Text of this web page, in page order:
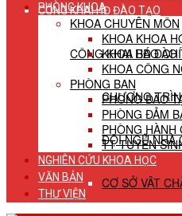
CÔNG KHAI HĐ ĐÀO TẠO
CÔNG KHAI HĐ ĐÀO
CHƯƠNG
ĐỘI NGŨ NHÀ
CƠ SỞ VẬT
PHÒNG KHOA
KHOA CHUYÊN MÔN
KHOA KHOA
KHOA BÁO
KHOA CÔNG
PHÒNG BAN
PHÒNG ĐÀO
PHÒNG ĐẢM
PHÒNG HÀNH
TT TUYỂN
NGHIÊN CỨU KHOA HỌC
VĂN BẢN
THƯ VIỆN